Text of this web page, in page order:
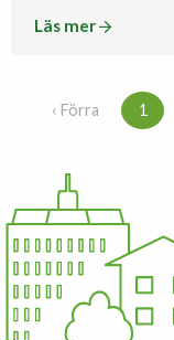
Läs mer
‹ Förra 1